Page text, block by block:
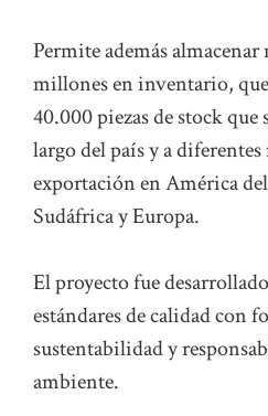
Permite además almacenar
millones en inventario,
40.000 piezas de stock
largo del país y a diferentes
exportación en América
Sudáfrica y Europa.
El proyecto fue
estándares de calidad con
sustentabilidad y
ambiente.